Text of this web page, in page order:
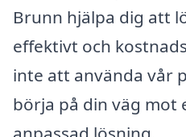
Brunn hjälpa dig att
effektivt och
inte att använda vår
börja på din väg mot